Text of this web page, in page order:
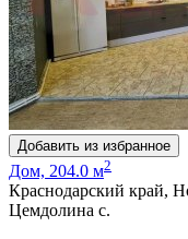
Добавить из избранное
Дом, 204.0 м2
Краснодарский край,
Цемдолина с.